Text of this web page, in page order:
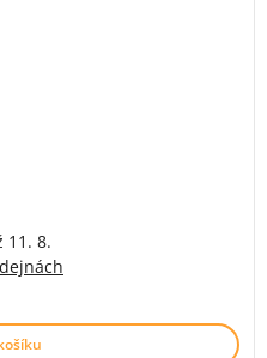
11. 8.